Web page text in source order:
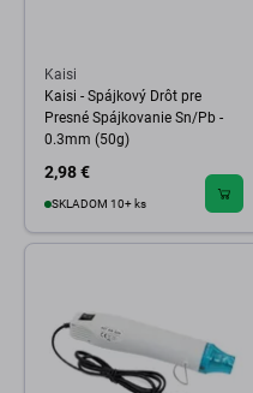
Kaisi
Kaisi - Spájkový Drôt pre
Presné Spájkovanie Sn/Pb -
0.3mm (50g)
2,98 €
SKLADOM 10+ ks